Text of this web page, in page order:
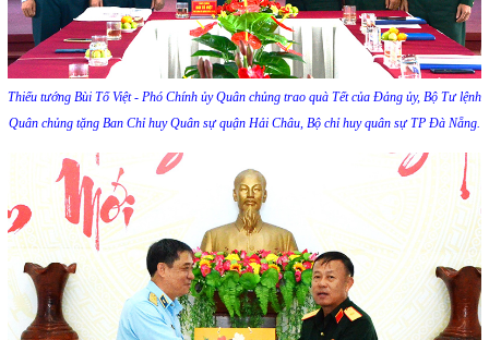
Thiếu tướng Bùi Tố Việt - Phó Chính ủy Quân chủng trao quà Tết của Đảng ủy, Bộ Tư lệnh
Quân chủng tặng Ban Chỉ huy Quân sự quận Hải Châu, Bộ chỉ huy quân sự TP Đà Nẵng.